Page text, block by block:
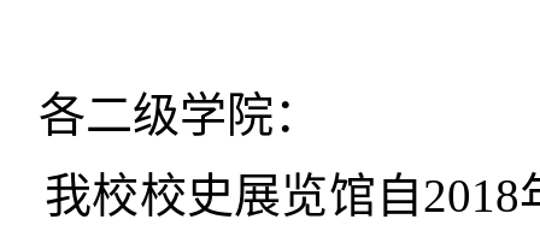
各二级学院：
我校校史展览馆自2018